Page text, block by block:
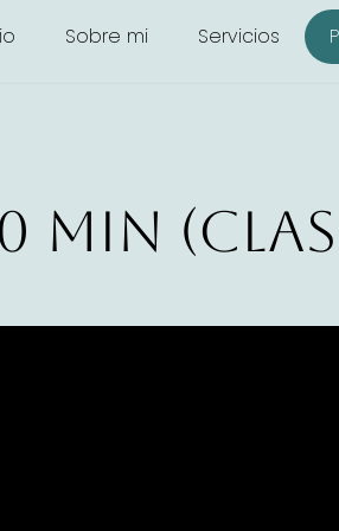
Sobre mi Servicios
min